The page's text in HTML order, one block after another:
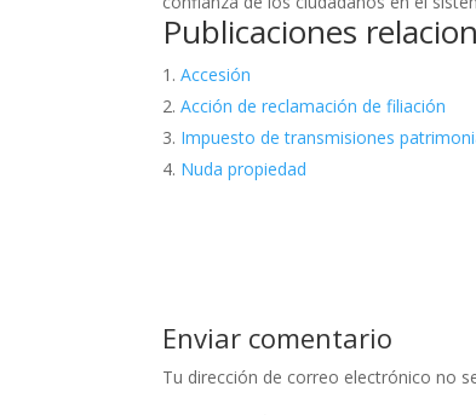
Publicaciones
Accesión
Acción de reclamación de filiación
Impuesto de transmisiones
Nuda propiedad
Enviar comentario
Tu dirección de correo electrónico no